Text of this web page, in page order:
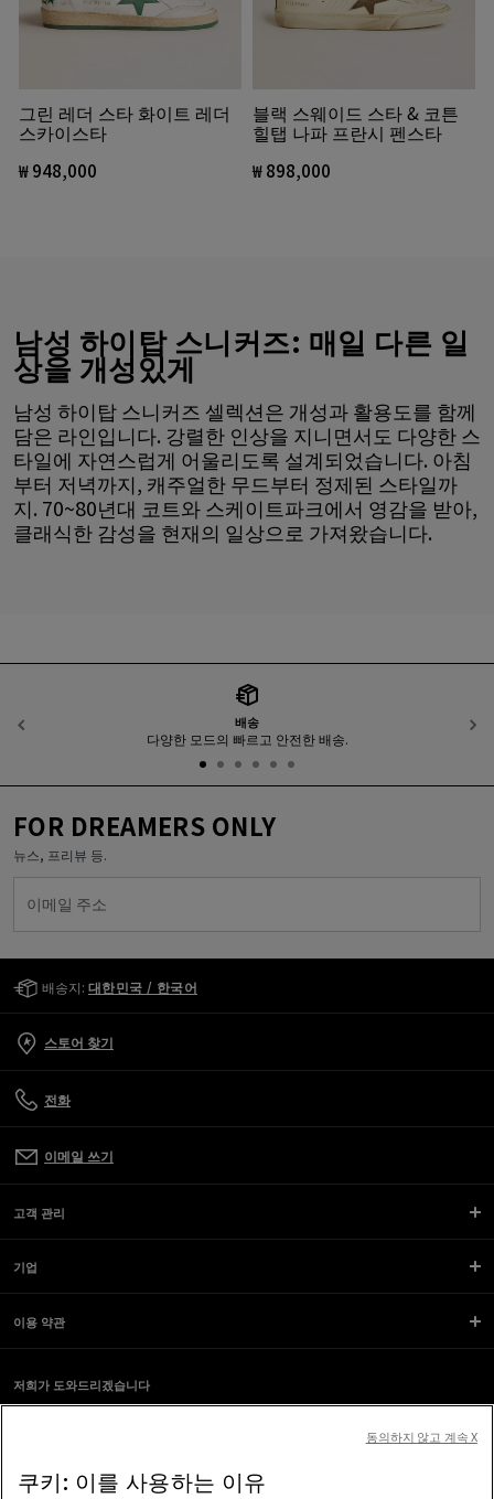
그린 레더 스타 화이트 레더
스카이스타
₩ 948,000
블랙 스웨이드 스타 & 코튼
힐탭 나파 프란시 펜스타
₩ 898,000
남성 하이탑 스니커즈: 매일 다른 일
상을 개성있게
남성 하이탑 스니커즈 셀렉션은 개성과 활용도를 함께
담은 라인입니다. 강렬한 인상을 지니면서도 다양한 스
타일에 자연스럽게 어울리도록 설계되었습니다. 아침
부터 저녁까지, 캐주얼한 무드부터 정제된 스타일까
지. 70~80년대 코트와 스케이트파크에서 영감을 받아,
클래식한 감성을 현재의 일상으로 가져왔습니다.
배송
다양한 모드의 빠르고 안전한 배송.
이전
FOR DREAMERS ONLY
뉴스, 프리뷰 등.
이메일 주소
배송지: 대한민국 / 한국어
스토어 찾기
전화
이메일 쓰기
고객 관리
기업
이용 약관
저희가 도와드리겠습니다
스크린 리더를 사용하는 도중 문제가 생겼나요?
쿠키: 이를 사용하는 이유
동의하지 않고 계속 X